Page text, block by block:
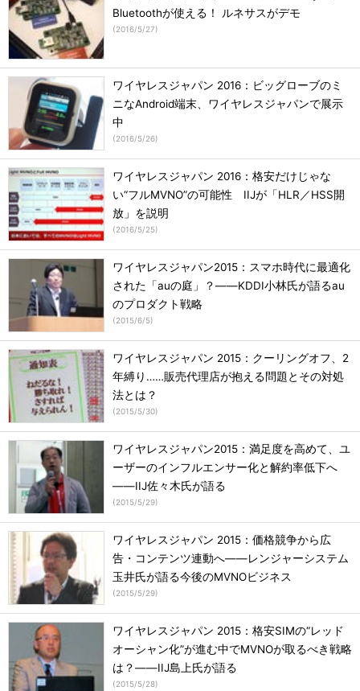
Bluetoothが使える！ ルネサスがデモ
(2016/5/27)
ワイヤレスジャパン 2016：ビッグローブのミ
ニなAndroid端末、ワイヤレスジャパンで展示
中
(2016/5/26)
ワイヤレスジャパン 2016：格安だけじゃな
い“フルMVNO”の可能性 IIJが「HLR／HSS開
放」を説明
(2016/5/25)
ワイヤレスジャパン2015：スマホ時代に最適化
された「auの庭」？――KDDI小林氏が語るau
のプロダクト戦略
(2015/6/5)
ワイヤレスジャパン 2015：クーリングオフ、2
年縛り……販売代理店が抱える問題とその対処
法とは？
(2015/5/30)
ワイヤレスジャパン2015：満足度を高めて、ユ
ーザーのインフルエンサー化と解約率低下へ
――IIJ佐々木氏が語る
(2015/5/29)
ワイヤレスジャパン 2015：価格競争から広
告・コンテンツ連動へ――レンジャーシステム
玉井氏が語る今後のMVNOビジネス
(2015/5/29)
ワイヤレスジャパン 2015：格安SIMの“レッド
オーシャン化”が進む中でMVNOが取るべき戦略
は？――IIJ島上氏が語る
(2015/5/28)